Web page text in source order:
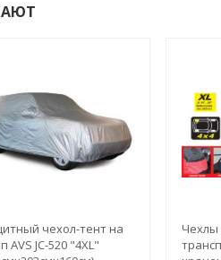
чехол-тент на
AVS JC-520 "4XL"
Чехлы